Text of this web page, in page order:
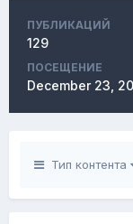
ПУБЛИКАЦИЙ
129
ПОСЕЩЕНИЕ
December 23,
Тип контента